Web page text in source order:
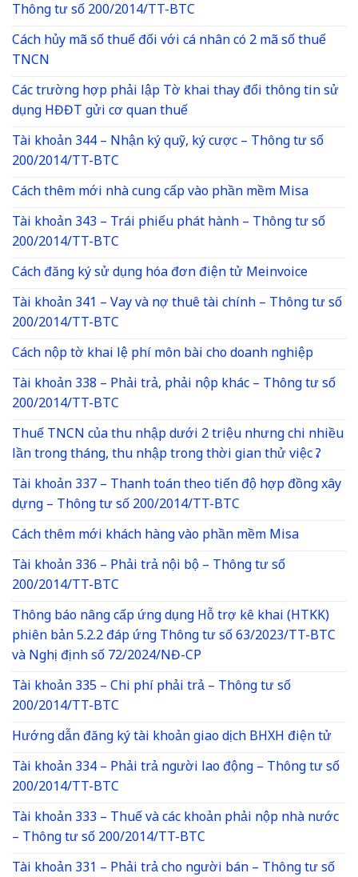
Thông tư số 200/2014/TT-BTC
Cách hủy mã số thuế đối với cá nhân có 2 mã số thuế
TNCN
Các trường hợp phải lập Tờ khai thay đổi thông tin sử
dụng HĐĐT gửi cơ quan thuế
Tài khoản 344 – Nhận ký quỹ, ký cược – Thông tư số
200/2014/TT-BTC
Cách thêm mới nhà cung cấp vào phần mềm Misa
Tài khoản 343 – Trái phiếu phát hành – Thông tư số
200/2014/TT-BTC
Cách đăng ký sử dụng hóa đơn điện tử Meinvoice
Tài khoản 341 – Vay và nợ thuê tài chính – Thông tư số
200/2014/TT-BTC
Cách nộp tờ khai lệ phí môn bài cho doanh nghiệp
Tài khoản 338 – Phải trả, phải nộp khác – Thông tư số
200/2014/TT-BTC
Thuế TNCN của thu nhập dưới 2 triệu nhưng chi nhiều
lần trong tháng, thu nhập trong thời gian thử việc ?
Tài khoản 337 – Thanh toán theo tiến độ hợp đồng xây
dựng – Thông tư số 200/2014/TT-BTC
Cách thêm mới khách hàng vào phần mềm Misa
Tài khoản 336 – Phải trả nội bộ – Thông tư số
200/2014/TT-BTC
Thông báo nâng cấp ứng dụng Hỗ trợ kê khai (HTKK)
phiên bản 5.2.2 đáp ứng Thông tư số 63/2023/TT-BTC
và Nghị định số 72/2024/NĐ-CP
Tài khoản 335 – Chi phí phải trả – Thông tư số
200/2014/TT-BTC
Hướng dẫn đăng ký tài khoản giao dịch BHXH điện tử
Tài khoản 334 – Phải trả người lao động – Thông tư số
200/2014/TT-BTC
Tài khoản 333 – Thuế và các khoản phải nộp nhà nước
– Thông tư số 200/2014/TT-BTC
Tài khoản 331 – Phải trả cho người bán – Thông tư số